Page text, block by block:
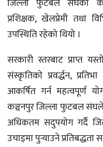
जिल्ला फुटबल संघका
प्रशिक्षक, खेलप्रेमी तथा
उपस्थिति रहेको थियो ।
सरकारी स्तरबाट प्राप्त
संस्कृतिको प्रवर्द्धन,
आकर्षित गर्न महत्वपूर्ण
कञ्चनपुर जिल्ला फुटबल संघले
अधिकतम सदुपयोग गर्दै
उचाइमा पुर्‍याउने